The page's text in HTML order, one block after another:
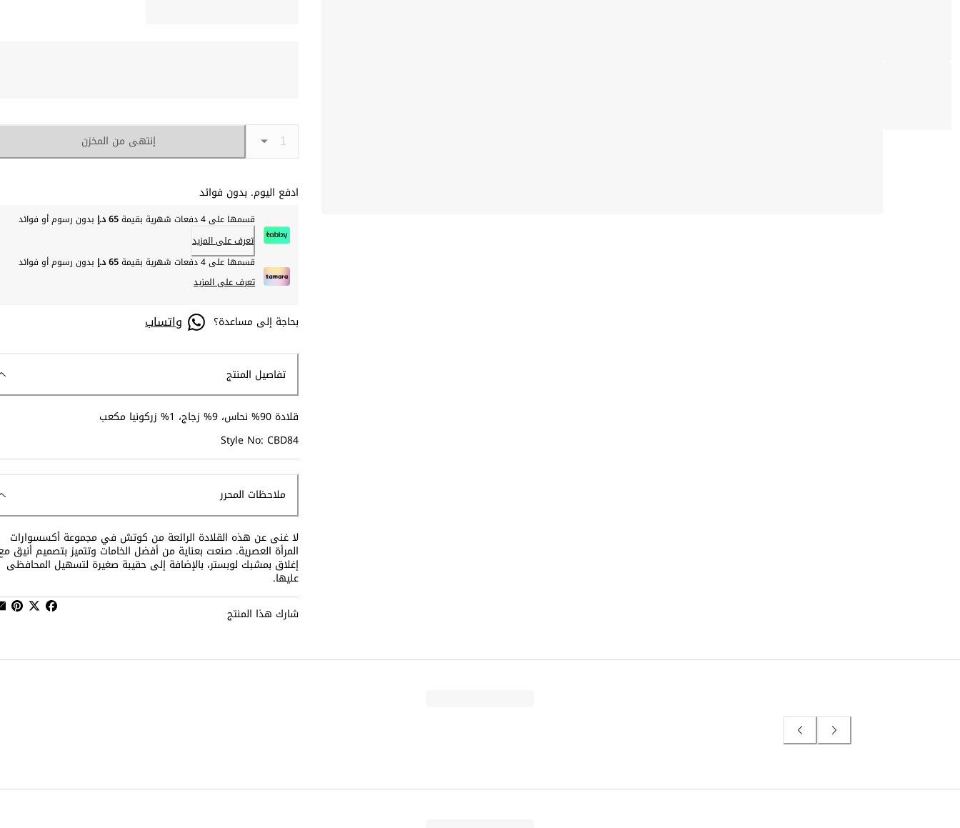
إنتهى من المخزن
ادفع اليوم. بدون فوائد
قسمها على 4 دفعات شهرية بقيمة 65 د.إ
بدون رسوم أو فوائد
تعرف على المزيد
قسمها على 4 دفعات شهرية بقيمة
65 د.إ
بدون رسوم أو فوائد
تعرف على المزيد
بحاجة إلى مساعدة؟ واتساب
تفاصيل المنتج
قلادة 90% نحاس، 9% زجاج، 1% زركونيا مكعب
Style No: CBD84
ملاحظات المحرر
لا غنى عن هذه القلادة الرائعة من كوتش في مجموعة أكسسوارات
المرأة العصرية. صنعت بعناية من أفضل الخامات وتتميز بتصميم أنيق
إغلاق بمشبك لوبستر، بالإضافة إلى حقيبة صغيرة لتسهيل المحافظى
عليها.
شارك هذا المنتج